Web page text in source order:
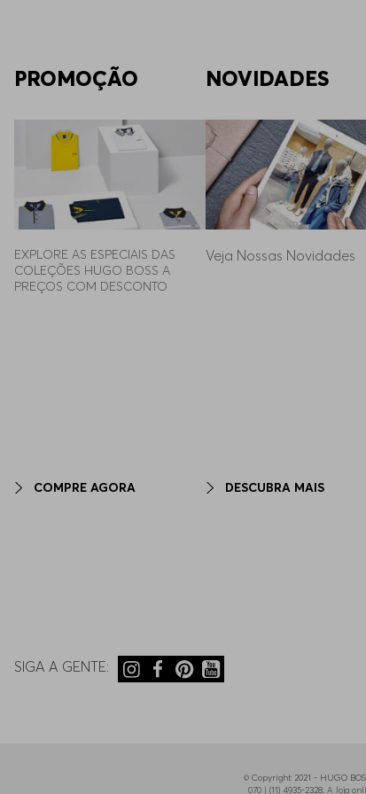
PROMOÇÃO
EXPLORE AS ESPECIAIS DAS
COLEÇÕES HUGO BOSS A
PREÇOS COM DESCONTO
COMPRE AGORA
NOVIDADES
Veja Nossas Novidades
DESCUBRA MAIS
SIGA A GENTE:
© Copyright 2021 - HUGO
070 | (11) 4935-2328. A loja